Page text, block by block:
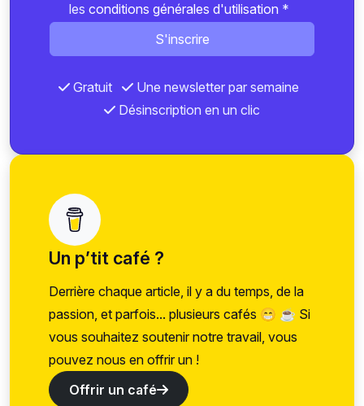
les conditions générales d'utilisation *
S'inscrire
Gratuit
Une newsletter par semaine
Désinscription en un clic
Un p’tit café ?
Derrière chaque article, il y a du temps, de la
passion, et parfois... plusieurs cafés 😁 ☕ Si
vous souhaitez soutenir notre travail, vous
pouvez nous en offrir un !
Offrir un café